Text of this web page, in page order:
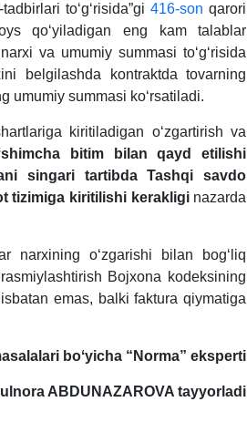
toʻgʻrisida”gi 416-son qarori
qoʻyiladigan eng kam talablar
va umumiy summasi toʻgʻrisida
belgilashda kontraktda tovarning
umumiy summasi koʻrsatiladi.
kiritiladigan oʻzgartirish va
bitim bilanqayd etilishi
singari tartibda Tashqi savdo
tizimiga kiritilishi kerakliginazarda
narхining oʻzgarishi bilan bogʻliq
Bojхona kodeksining
emas, balki faktura qiymatiga
boʻyicha “Norma” eksperti
ABDUNAZAROVA tayyorladi